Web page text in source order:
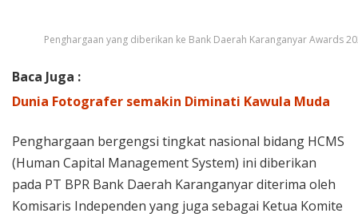
Penghargaan yang diberikan ke Bank Daerah Karanganyar Awards
Baca Juga :
Dunia Fotografer semakin Diminati Kawula Muda
Penghargaan bergengsi tingkat nasional bidang HCMS
(Human Capital Management System) ini diberikan
pada PT BPR Bank Daerah Karanganyar diterima oleh
Komisaris Independen yang juga sebagai Ketua Komite